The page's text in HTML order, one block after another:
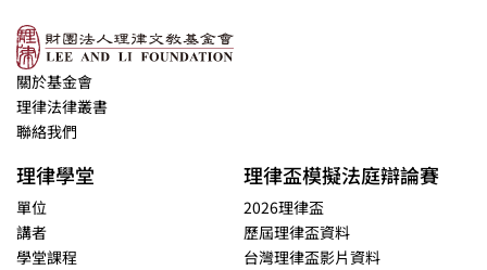
關於基金會
理律法律叢書
聯絡我們
理律學堂
單位
講者
學堂課程
理律盃模擬法庭辯論賽
2026理律盃
歷屆理律盃資料
台灣理律盃影片資料